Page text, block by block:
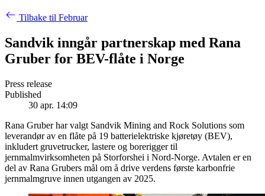
Tilbake til Februar
Sandvik inngår partnerskap med Rana
Gruber for BEV-flåte i Norge
Press release
Published
30 apr. 14:09
Rana Gruber har valgt Sandvik Mining and Rock Solutions som
leverandør av en flåte på 19 batterielektriske kjøretøy (BEV),
inkludert gruvetrucker, lastere og borerigger til
jernmalmvirksomheten på Storforshei i Nord-Norge. Avtalen er en
del av Rana Grubers mål om å drive verdens første karbonfrie
jernmalmgruve innen utgangen av 2025.